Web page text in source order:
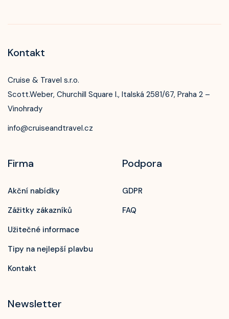
Kontakt
Cruise & Travel s.r.o.
Scott.Weber, Churchill Square I., Italská 2581/67, Praha 2 –
Vinohrady
info@cruiseandtravel.cz
Firma
Akční nabídky
Zážitky zákazníků
Užitečné informace
Tipy na nejlepší plavbu
Kontakt
Podpora
GDPR
FAQ
Newsletter